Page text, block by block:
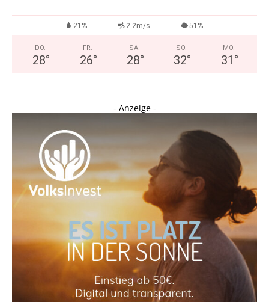
21% 2.2m/s 51%
DO.
28°
FR.
26°
SA.
28°
SO.
32°
MO.
31 °
- Anzeige -